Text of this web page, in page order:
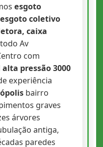
esgoto
coletivo
caixa
Av
com
pressão 3000
experiência
bairro
graves
árvores
antiga,
paredes